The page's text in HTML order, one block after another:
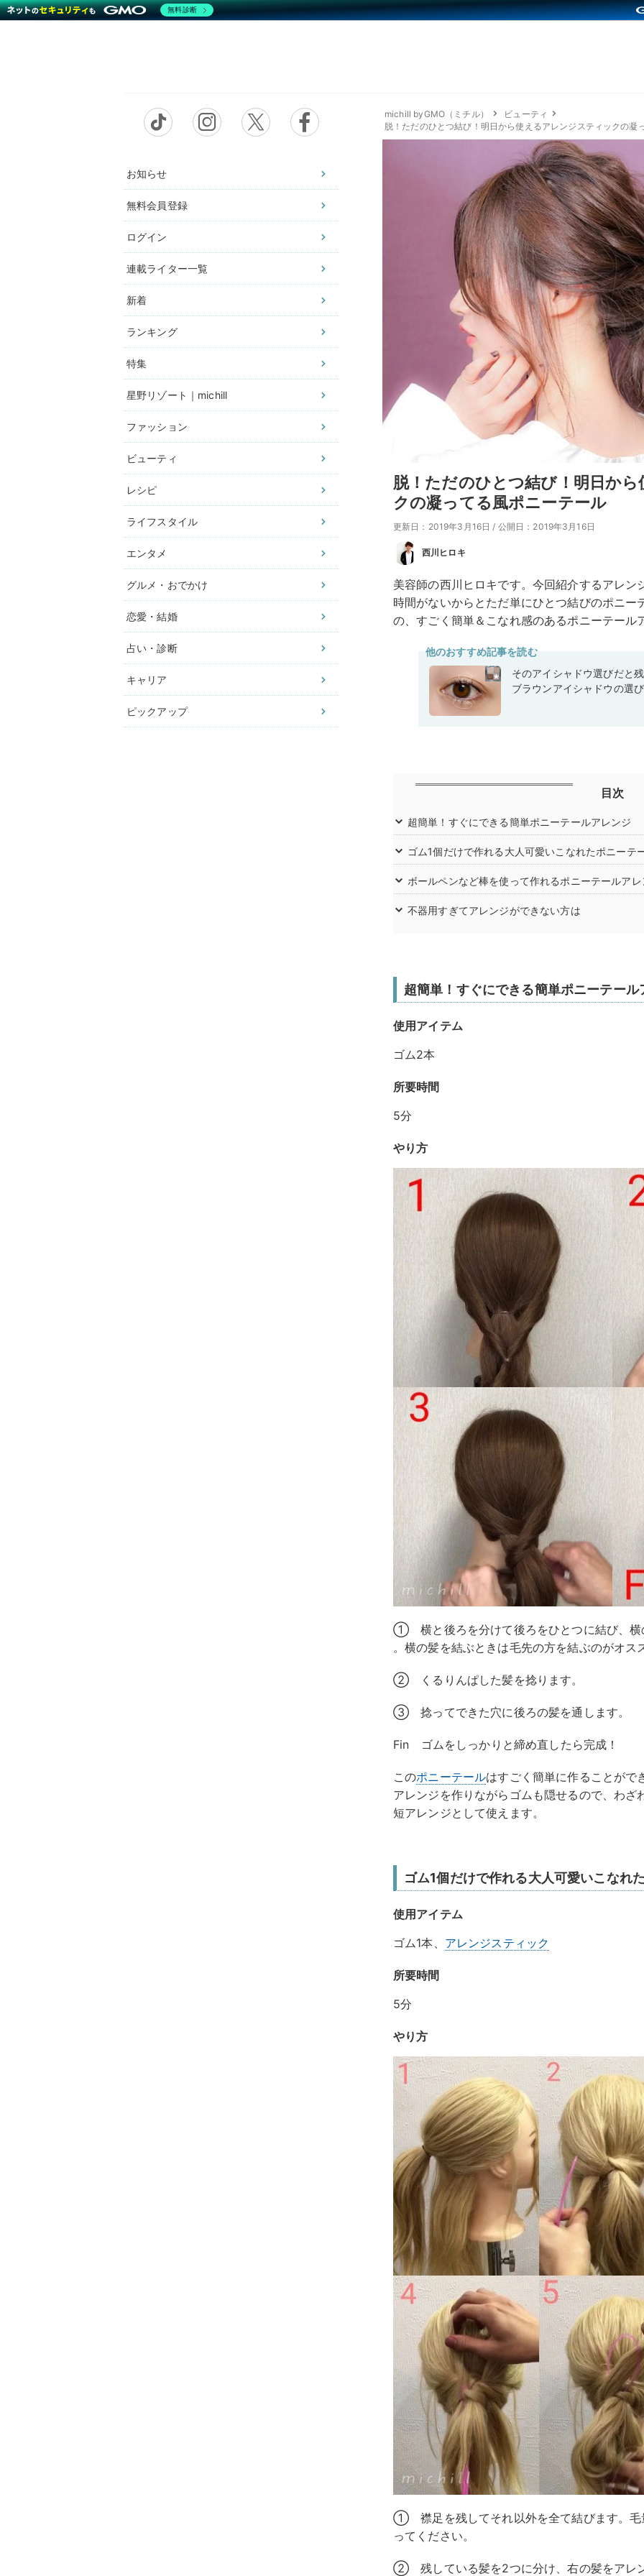
お知らせ
無料会員登録
ログイン
連載ライター一覧
新着
ランキング
特集
星野リゾート｜michill
ファッション
ビューティ
レシピ
ライフスタイル
エンタメ
グルメ・おでかけ
恋愛・結婚
占い・診断
キャリア
ピックアップ
michill byGMO（ミチル）
ビューティ
脱！ただのひとつ結び！明日から使えるアレンジスティックの凝
脱！ただのひとつ結び！明日か
クの凝ってる風ポニーテール
更新日：2019年3月16日 / 公開日：2019年3月16日
西川ヒロキ
美容師の西川ヒロキです。今回紹介するアレ
時間がないからとただ単にひとつ結びのポニ
の、すごく簡単＆こなれ感のあるポニーテール
他のおすすめ記事を読む
そのアイシャドウ選びだと
ブラウンアイシャドウの選
目次
超簡単！すぐにできる簡単ポニーテールアレンジ
ゴム1個だけで作れる大人可愛いこなれたポニーテ
ボールペンなど棒を使って作れるポニーテールアレ
不器用すぎてアレンジができない方は
超簡単！すぐにできる簡単ポニーテール
使用アイテム
ゴム2本
所要時間
5分
やり方
① 横と後ろを分けて後ろをひとつに結び、横
。横の髪を結ぶときは毛先の方を結ぶのがオス
② くるりんぱした髪を捻ります。
③ 捻ってできた穴に後ろの髪を通します。
Fin ゴムをしっかりと締め直したら完成！
このポニーテールはすごく簡単に作ることがで
アレンジを作りながらゴムも隠せるので、わ
短アレンジとして使えます。
ゴム1個だけで作れる大人可愛いこなれ
使用アイテム
ゴム1本、 アレンジスティック
所要時間
5分
やり方
① 襟足を残してそれ以外を全て結びます。毛
ってください。
② 残している髪を2つに分け、右の髪をアレ
無料診断